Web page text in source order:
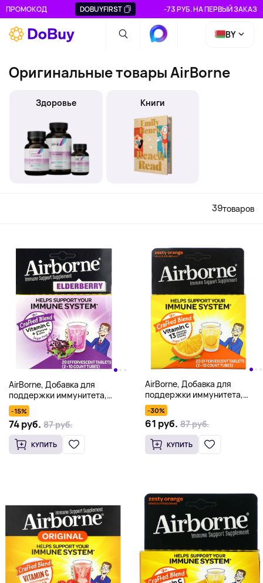
ПРОМОКОД DOBUYFIRST -73 РУБ. НА ПЕРВЫЙ ЗАКАЗ
BY
Оригинальные товары AirBorne
Здоровье Книги
39товаров
AirBorne, Добавка для
поддержки иммунитета,
бузина, 2 тюбика, 10 шипучих
таблеток в каждой
-15%
74 руб. 87 руб.
КУПИТЬ
AirBorne, Добавка для
поддержки иммунитета,
пикантный апельсин, 2
тюбика, 10 шипучих таблеток
в каждой
-30%
61 руб. 87 руб.
КУПИТЬ